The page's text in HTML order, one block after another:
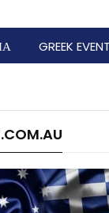
GREEK